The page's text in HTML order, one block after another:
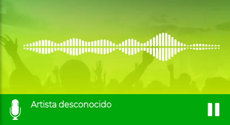
Artista desconocido